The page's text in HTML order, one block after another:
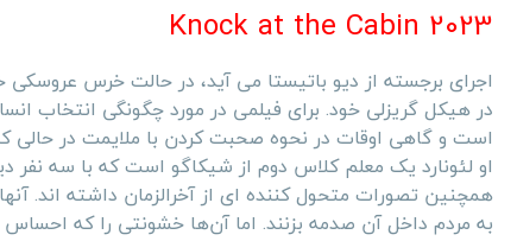
Knock at the Cabin 2023
در هیکل گریزلی خود. برای فیلمی در مورد چگونگی انتخاب
است و گاهی اوقات در نحوه صحبت کردن با ملایمت در حالی
او لئونارد یک معلم کلاس دوم از شیکاگو است که با سه نفر
همچنین تصورات متحول کننده ای از آخرالزمان داشته اند.
به مردم داخل آن صدمه بزنند. اما آن‌ها خشونتی را که احساس